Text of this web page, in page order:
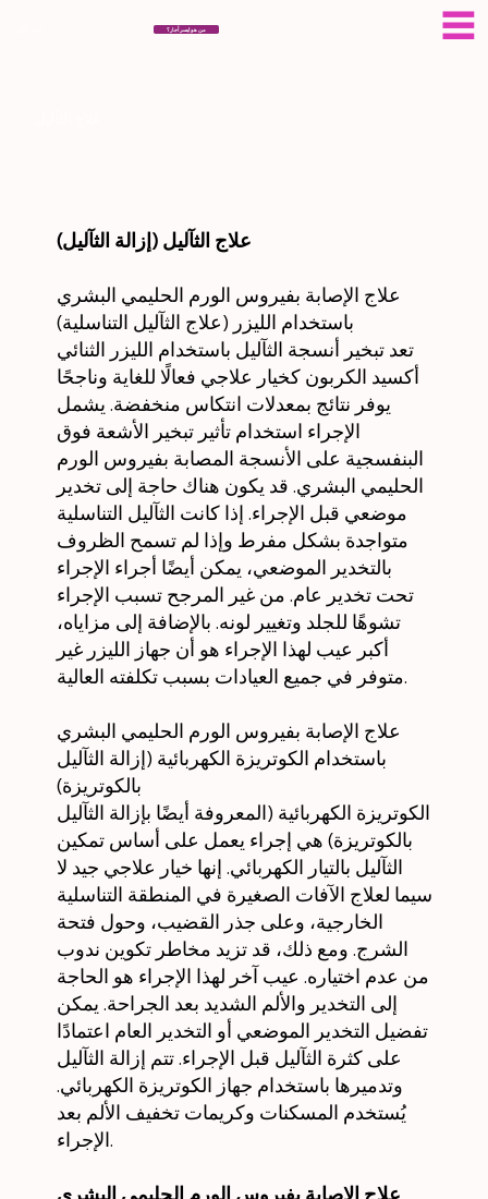
من هو ايسر أجار؟
علاج الثآليل (إزالة الثآليل)
علاج الإصابة بفيروس الورم الحليمي البشري
باستخدام الليزر (علاج الثآليل التناسلية)
تعد تبخير أنسجة الثآليل باستخدام الليزر الثنائي
أكسيد الكربون كخيار علاجي فعالًا للغاية وناجحًا
يوفر نتائج بمعدلات انتكاس منخفضة. يشمل
الإجراء استخدام تأثير تبخير الأشعة فوق
البنفسجية على الأنسجة المصابة بفيروس الورم
الحليمي البشري. قد يكون هناك حاجة إلى تخدير
موضعي قبل الإجراء. إذا كانت الثآليل التناسلية
متواجدة بشكل مفرط وإذا لم تسمح الظروف
بالتخدير الموضعي، يمكن أيضًا أجراء الإجراء
تحت تخدير عام. من غير المرجح تسبب الإجراء
تشوهًا للجلد وتغيير لونه. بالإضافة إلى مزاياه،
أكبر عيب لهذا الإجراء هو أن جهاز الليزر غير
متوفر في جميع العيادات بسبب تكلفته العالية.
علاج الإصابة بفيروس الورم الحليمي البشري
باستخدام الكوتريزة الكهربائية (إزالة الثآليل
بالكوتريزة)
الكوتريزة الكهربائية (المعروفة أيضًا بإزالة الثآليل
بالكوتريزة) هي إجراء يعمل على أساس تمكين
الثآليل بالتيار الكهربائي. إنها خيار علاجي جيد لا
سيما لعلاج الآفات الصغيرة في المنطقة التناسلية
الخارجية، وعلى جذر القضيب، وحول فتحة
الشرج. ومع ذلك، قد تزيد مخاطر تكوين ندوب
من عدم اختياره. عيب آخر لهذا الإجراء هو الحاجة
إلى التخدير والألم الشديد بعد الجراحة. يمكن
تفضيل التخدير الموضعي أو التخدير العام اعتمادًا
على كثرة الثآليل قبل الإجراء. تتم إزالة الثآليل
وتدميرها باستخدام جهاز الكوتريزة الكهربائي.
يُستخدم المسكنات وكريمات تخفيف الألم بعد
الإجراء.